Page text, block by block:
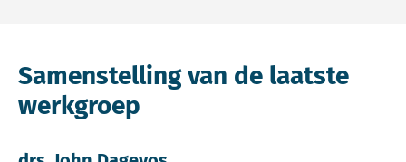
Samenstelling van de laatste
werkgroep